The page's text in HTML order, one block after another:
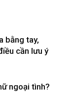
bằng tay,
cần lưu ý
ngoại tình?